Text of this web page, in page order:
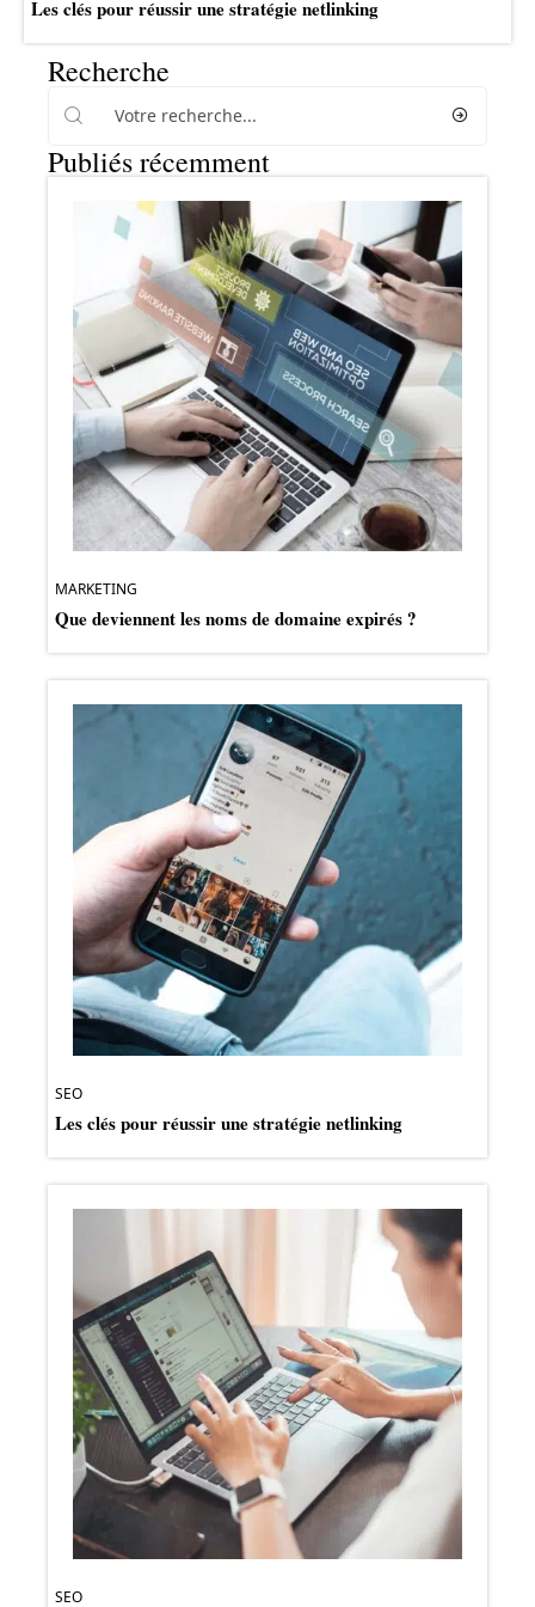
Les clés pour réussir une stratégie netlinking
Recherche
Publiés récemment
MARKETING
Que deviennent les noms de domaine expirés ?
SEO
Les clés pour réussir une stratégie netlinking
SEO